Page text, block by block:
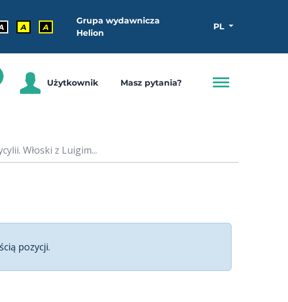
A A
Grupa wydawnicza
Helion
PL
Użytkownik Masz pytania?
Włoski z Luigim...
pozycji.